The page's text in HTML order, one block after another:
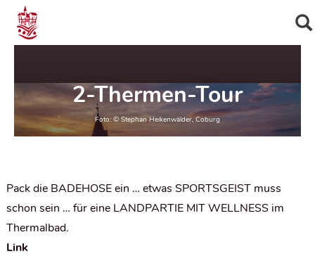
2-Thermen-Tour
Pack die BADEHOSE ein … etwas SPORTSGEIST muss
schon sein … für eine LANDPARTIE MIT WELLNESS im
Thermalbad.
Link